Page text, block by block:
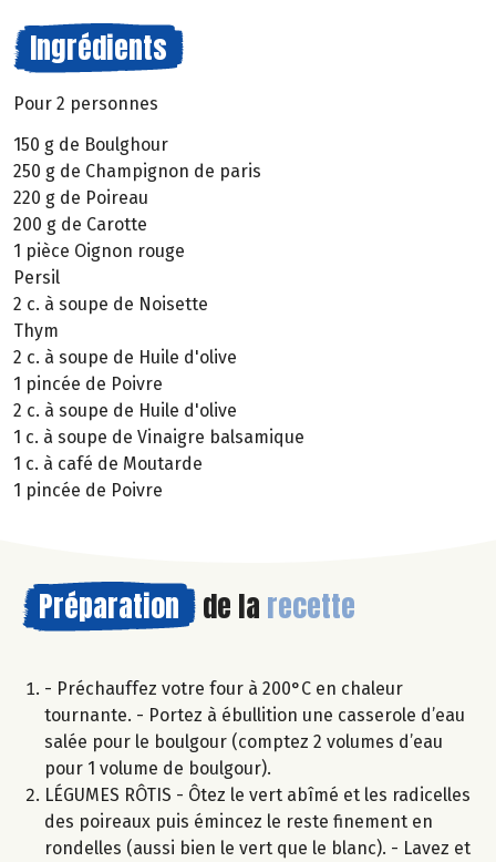
Ingrédients
Pour 2 personnes
150 g de Boulghour
250 g de Champignon de paris
220 g de Poireau
200 g de Carotte
1 pièce Oignon rouge
Persil
2 c. à soupe de Noisette
Thym
2 c. à soupe de Huile d'olive
1 pincée de Poivre
2 c. à soupe de Huile d'olive
1 c. à soupe de Vinaigre balsamique
1 c. à café de Moutarde
1 pincée de Poivre
Préparation de la recette
- Préchauffez votre four à 200°C en chaleur
tournante. - Portez à ébullition une casserole d’eau
salée pour le boulgour (comptez 2 volumes d’eau
pour 1 volume de boulgour).
LÉGUMES RÔTIS - Ôtez le vert abîmé et les radicelles
des poireaux puis émincez le reste finement en
rondelles (aussi bien le vert que le blanc). - Lavez et